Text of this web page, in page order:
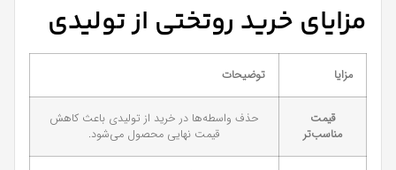
مزایای خرید روتختی از تولیدی
مزایا توضیحات
قیمت
مناسب‌تر
حذف واسطه‌ها در خرید از تولیدی باعث کاهش
قیمت نهایی محصول می‌شود.